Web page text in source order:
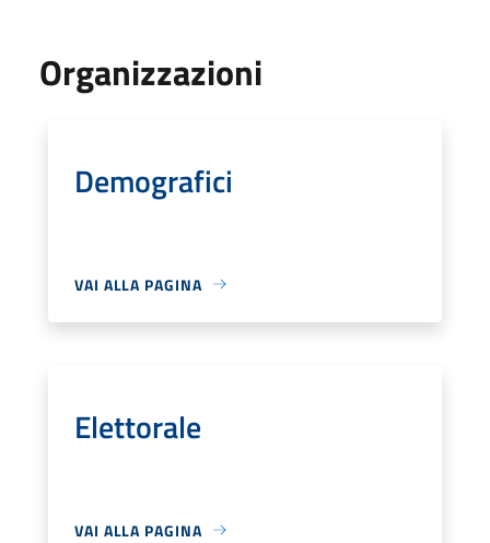
Organizzazioni
Demografici
VAI ALLA PAGINA
Elettorale
VAI ALLA PAGINA